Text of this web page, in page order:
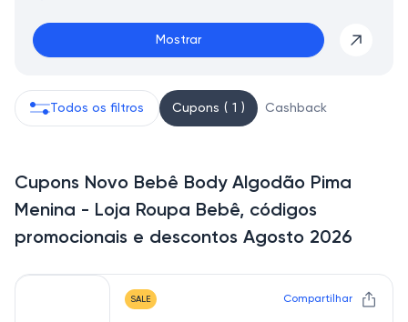
Mostrar
Todos os filtros Cupons ( 1 ) Cashback
Cupons Novo Bebê Body Algodão Pima
Menina - Loja Roupa Bebê, códigos
promocionais e descontos Agosto 2026
SALE Compartilhar